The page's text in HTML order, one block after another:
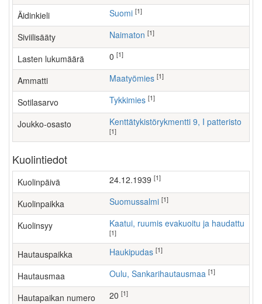
Äidinkieli Suomi [1]
Siviilisääty Naimaton [1]
Lasten lukumäärä [1]
Ammatti maatyömies [1]
Sotilasarvo Tykkimies [1]
Joukko-osasto Kenttätykistörykmentti 9, I patteristo
[1]
Kuolintiedot
Kuolinpäivä 24.12.1939 [1]
Kuolinpaikka Suomussalmi [1]
Kuolinsyy Kaatui, ruumis evakuoitu ja haudattu
[1]
Hautauspaikka Haukipudas [1]
Hautausmaa Oulu, Sankarihautausmaa [1]
Hautapaikan numero 20 [1]